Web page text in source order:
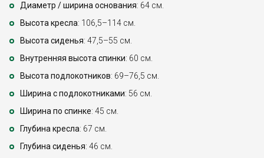
Диаметр / ширина основания: 64 см.
Высота кресла: 106,5–114 см.
Высота сиденья: 47,5–55 см.
Внутренняя высота спинки: 60 см.
Высота подлокотников: 69–76,5 см.
Ширина с подлокотниками: 56 см.
Ширина по спинке: 45 см.
Глубина кресла: 67 см.
Глубина сиденья: 46 см.